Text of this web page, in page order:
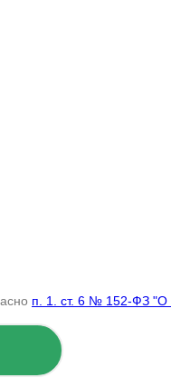
п. 1. ст. 6 № 152-ФЗ "О